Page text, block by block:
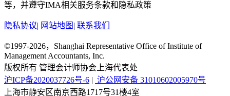
等，并遵守IMA相关服务条款和隐私政策
隐私协议| 网站地图 | 联系我们
©1997-2026，Shanghai Representative Office of Institute of
Management Accountants, Inc.
版权所有 管理会计师协会上海代表处
沪ICP备2020037726号-6 | 沪公网安备 31010602005970号
上海市静安区南京西路1717号31楼4室